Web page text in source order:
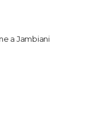
a Jambiani